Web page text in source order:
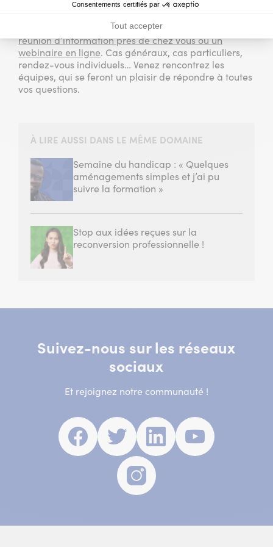
Consentements certifiés par
Tout accepter
les systèmes de financementsont mobilisables
pour en savoir plus consiste àparticiper à une
réunion d’information près de chez vous ou un
webinaire en ligne. Cas généraux, cas particuliers,
rendez-vous individuels… Venez rencontrez les
équipes, qui se feront un plaisir de répondre à toutes
vos questions.
À LIRE AUSSI DANS LE MÊME DOMAINE
Semaine du handicap : « Quelques
aménagements simples et j’ai pu
suivre la formation »
Stop aux idées reçues sur la
reconversion professionnelle !
Suivez-nous sur les réseaux
sociaux
Et rejoignez notre communauté !
Facebook
(nouvelle
fenêtre)
Twitter
(nouvelle
fenêtre)
Linkedin
(nouvelle
fenêtre)
Youtube
fenêtre)
Instagram
(nouvelle
fenêtre)